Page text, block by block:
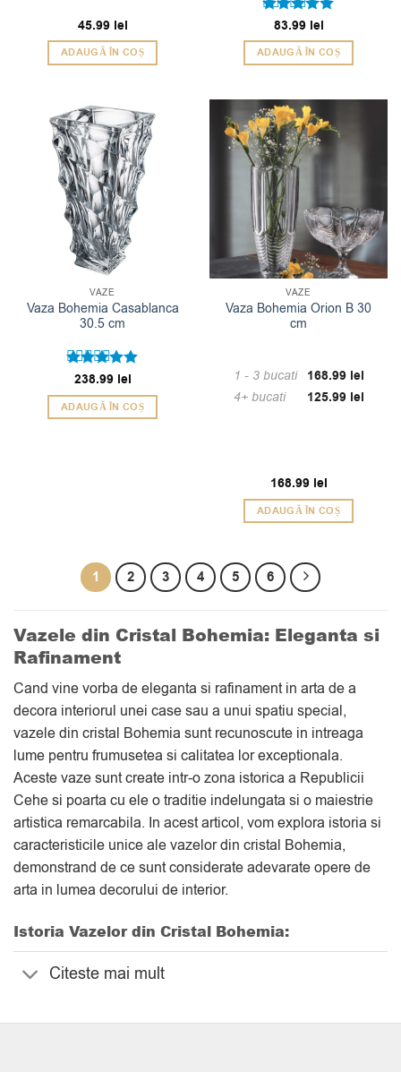
45.99 lei
ADAUGĂ ÎN COȘ
Evaluat la
5din 5
83.99 lei
ADAUGĂ ÎN COȘ
VAZE
Vaza Bohemia Casablanca
30.5 cm
Evaluat la
5din 5
238.99 lei
ADAUGĂ ÎN COȘ
VAZE
Vaza Bohemia Orion B 30
cm
1 - 3 bucati 168.99 lei
4+ bucati 125.99 lei
168.99 lei
ADAUGĂ ÎN COȘ
1 2 3 4 5 6
Vazele din Cristal Bohemia: Eleganta si
Rafinament
Cand vine vorba de eleganta si rafinament in arta de a
decora interiorul unei case sau a unui spatiu special,
vazele din cristal Bohemia sunt recunoscute in intreaga
lume pentru frumusetea si calitatea lor exceptionala.
Aceste vaze sunt create intr-o zona istorica a Republicii
Cehe si poarta cu ele o traditie indelungata si o maiestrie
artistica remarcabila. In acest articol, vom explora istoria si
caracteristicile unice ale vazelor din cristal Bohemia,
demonstrand de ce sunt considerate adevarate opere de
arta in lumea decorului de interior.
Istoria Vazelor din Cristal Bohemia:
Citeste mai mult